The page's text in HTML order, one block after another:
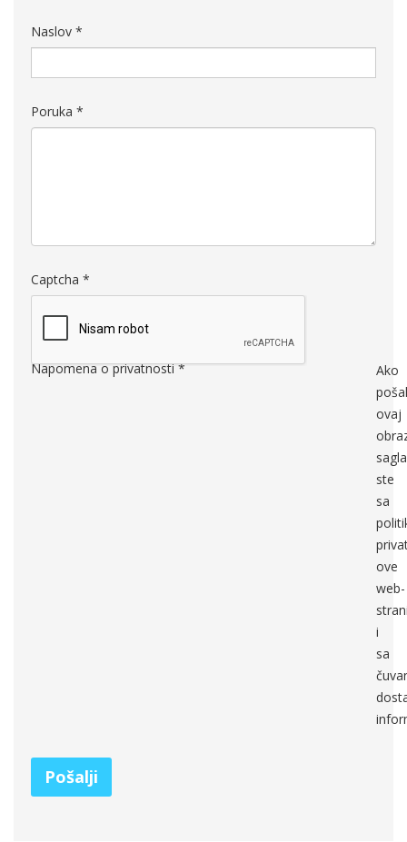
Naslov *
Poruka *
Captcha *
Napomena o privatnosti*
Ako
ovaj
ste
sa
ove
web-
i
sa
Pošalji